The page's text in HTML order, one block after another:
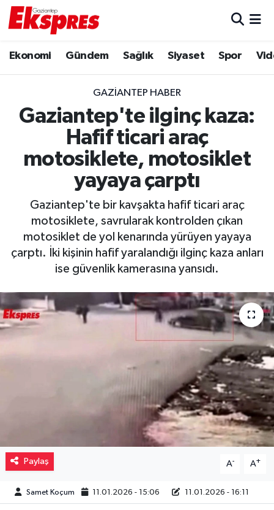
Ekonomi Gündem Sağlık Siyaset Spor
GAZIANTEP HABER
Gaziantep'te ilginç kaza:
Hafif ticari araç
motosiklete, motosiklet
yayaya çarptı
Gaziantep'te bir kavşakta hafif ticari araç
motosiklete, savrularak kontrolden çıkan
motosiklet de yol kenarında yürüyen yayaya
çarptı. İki kişinin hafif yaralandığı ilginç kaza anları
ise güvenlik kamerasına yansıdı.
Paylaş A- A+
Samet Koçum 11.01.2026 - 15:06 11.01.2026 - 16:11
Ekonomi
Gaziantep son dakika
Haberler
Kültür Sanat
Magazin
Müzik
Piyasa
Resmi İlanlar
Siyaset
Trafik Durumu
Puan Durumu ve Fikstür
Tüm Manşetler
Haber Arşivi